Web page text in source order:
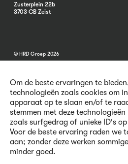
Om de beste ervaringen te
technologieën zoals cookies om
apparaat op te slaan en/of te
stemmen met deze
zoals surfgedrag of unieke ID's
Voor de beste ervaring raden we
aan; zonder deze werken
minder goed.
Zusterplein 22b
3703 CB Zeist
© HRD Groep 2026
Algemene informatie
Contact
Voorwaarden
Privacy en Cookies